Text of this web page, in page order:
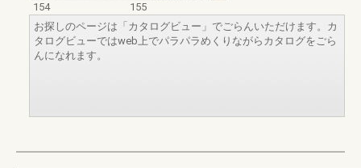
154
155
お探しのページは「カタログビュー」でごらんいただけます。カ
タログビューではweb上でパラパラめくりながらカタログをごら
んになれます。